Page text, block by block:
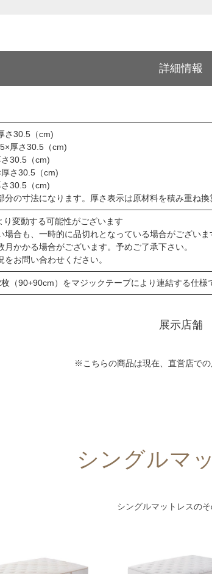
詳細情報
さ30.5（cm)
厚さ30.5（cm)
30.5（cm)
さ30.5（cm)
30.5（cm)
の寸法になります。厚さ表示は原材料を積み重ね
変動する可能性がございます
合も、一時的に品切れとなっている場合がございま
かかる場合がございます。予めご了承下さい。
お問い合わせください。
（90+90cm）をマジックテープにより連結する仕様
展示店舗
※こちらの商品は現在、直営店での
シングルマ
シングルマットレスの